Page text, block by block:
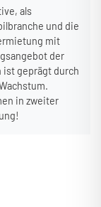
als
und die
mit
der
ist geprägt durch
in zweiter